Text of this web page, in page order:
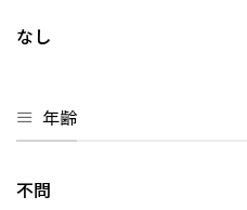
なし
年齢
不問